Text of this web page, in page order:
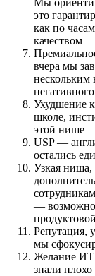
это
как по
качеством
вчера мы
нескольким
Ухудшение
школе,
этой нише
USP —
остались
Узкая ниша,
—
Репутация,
мы
Желание ИТ
знали